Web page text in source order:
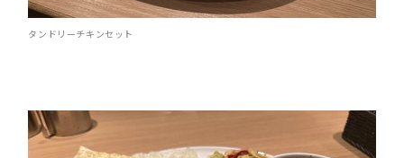
タンドリーチキンセット